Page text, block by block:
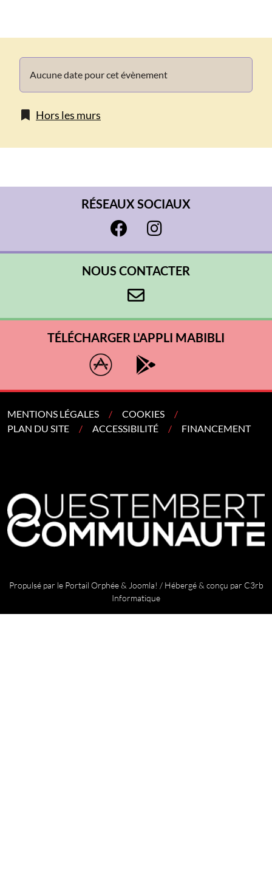
Hors les murs
Info
Aucune date pour cet évènement
RÉSEAUX SOCIAUX
NOUS CONTACTER
TÉLÉCHARGER L'APPLI MABIBLI
MENTIONS LÉGALES
COOKIES
PLAN DU SITE
ACCESSIBILITÉ FINANCEMENT
Propulsé par le Portail Orphée& Joomla! / Hébergé & conçu par C3rb
Informatique